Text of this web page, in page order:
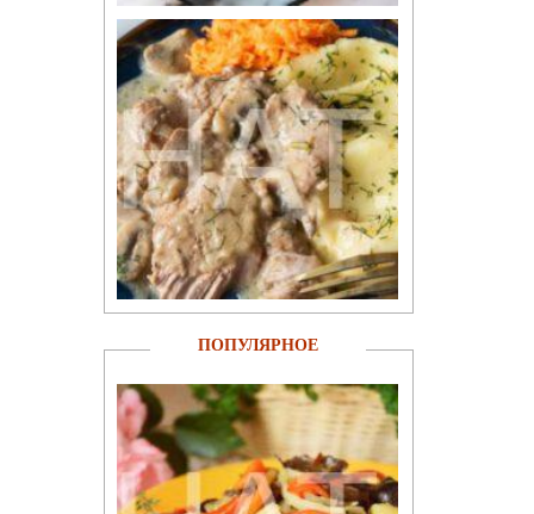
ПОПУЛЯРНОЕ